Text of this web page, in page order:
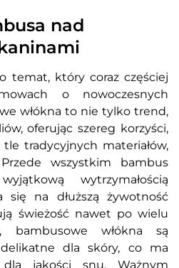
nad
temat, który coraz częściej
o nowoczesnych
włókna to nie tylko trend,
oferując szereg korzyści,
tradycyjnych materiałów,
wszystkim bambus
wytrzymałością
się na dłuższą żywotność
świeżość nawet po wielu
bambusowe włókna są
dla skóry, co ma
dla jakości snu. Ważnym